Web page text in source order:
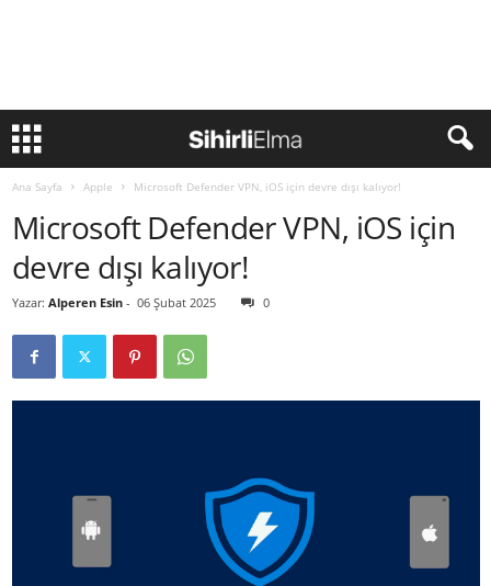
Ana Sayfa Apple Microsoft Defender VPN, iOS için devre dışı kalıyor!
Microsoft Defender VPN, iOS için
devre dışı kalıyor!
Yazar: Alperen Esin - 06 Şubat 2025 0